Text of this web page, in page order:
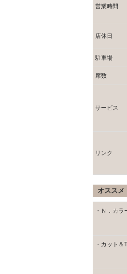
営業時間
店休日
駐車場
席数
サービス
リンク
オススメ
・Ｎ．カ
・カット＆